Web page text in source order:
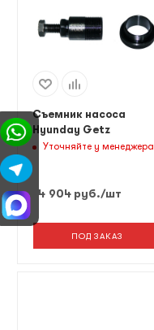
Съемник насоса
Hyunday Getz
Уточняйте у менеджера
4 904руб./шт
ПОД ЗАКАЗ